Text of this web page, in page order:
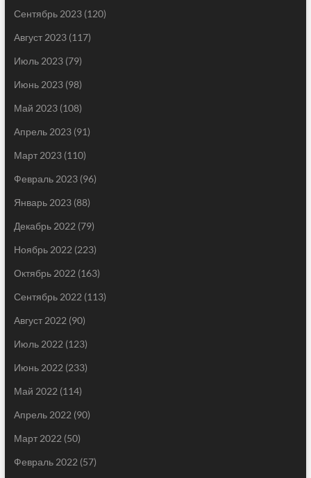
Сентябрь 2023(120)
Август 2023(117)
Июль 2023(79)
Июнь 2023(98)
Май 2023(108)
Апрель 2023(91)
Март 2023(110)
Февраль 2023(96)
Январь 2023(88)
Декабрь 2022 (79)
Ноябрь 2022 (223)
Октябрь 2022 (163)
Сентябрь 2022 (113)
Август 2022 (90)
Июль 2022 (123)
Июнь 2022 (233)
Май 2022 (114)
Апрель 2022 (90)
Март 2022 (50)
Февраль 2022 (57)